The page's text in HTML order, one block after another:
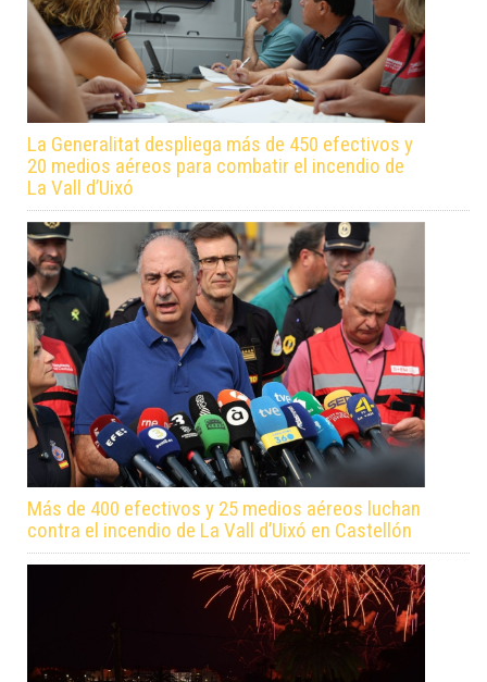
La Generalitat despliega más de 450 efectivos y
20 medios aéreos para combatir el incendio de
La Vall d’Uixó
Más de 400 efectivos y 25 medios aéreos luchan
contra el incendio de La Vall d’Uixó en Castellón